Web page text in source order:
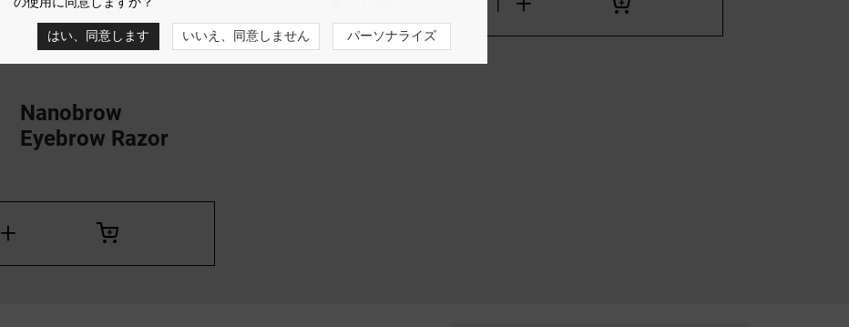
Nanobrow
Eyebrow Razor
+
はい、同意します いいえ、同意しません パーソナライズ